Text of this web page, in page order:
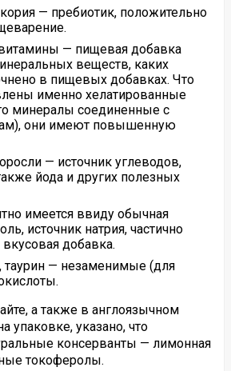
— пребиотик, положительно
— пищевая добавка
веществ, каких
в пищевых добавках. Что
именно хелатированные
минералы соединенные с
они имеют повышенную
— источник углеводов,
йода и других полезных
имеется ввиду обычная
источник натрия, частично
добавка.
таурин — незаменимые (для
а также в англоязычном
упаковке, указано, что
консерванты — лимонная
токоферолы.